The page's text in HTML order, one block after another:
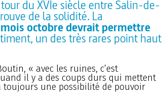
du XVIe siècle entre Salin-de-
de la solidité. La
octobre devrait permettre
un des très rares point haut
« avec les ruines, c’est
il y a des coups durs qui mettent
toujours une possibilité de pouvoir